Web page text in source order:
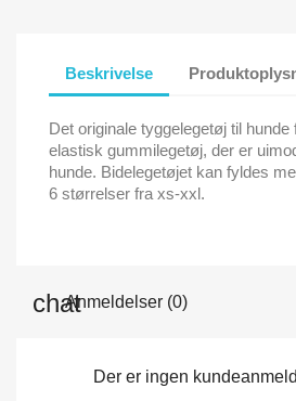
Beskrivelse
Det originale tyggelegetøj til
elastisk gummilegetøj, der er
hunde. Bidelegetøjet kan fyldes
6 størrelser fra xs-xxl.
Anmeldelser (0)
Der er ingen